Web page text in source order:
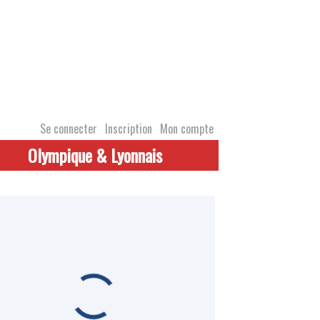
Se connecter Inscription Mon compte
Olympique & Lyonnais